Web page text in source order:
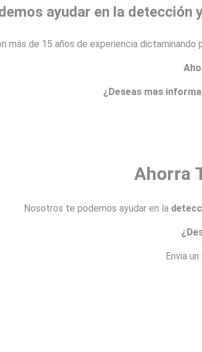
ayudar en la detección
más de 15 años de experiencia
¿Deseas mas
Ahorra
Nosotros te podemos ayudar en la
Envia